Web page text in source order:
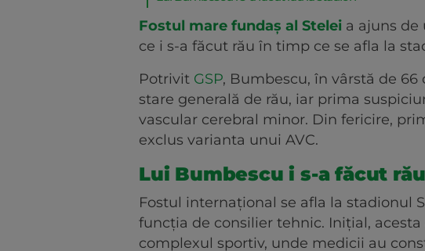
Fostul mare fundaș al Stelei a ajuns de
ce i s-a făcut rău în timp ce se afla la
Potrivit GSP, Bumbescu, în vârstă de
stare generală de rău, iar prima
vascular cerebral minor. Din fericire,
exclus varianta unui AVC.
Lui Bumbescu i s-a făcut
Fostul internațional se afla la stadionul
funcția de consilier tehnic. Inițial,
complexul sportiv, unde medicii au